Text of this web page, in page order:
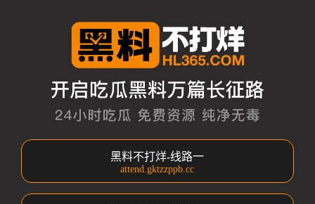
黑料不打烊-线路一
attend.gktzzppb.cc